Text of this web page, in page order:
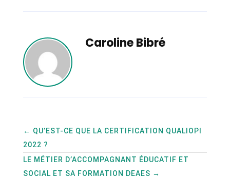
Caroline Bibré
← QU’EST-CE QUE LA CERTIFICATION QUALIOPI
2022 ?
LE MÉTIER D’ACCOMPAGNANT ÉDUCATIF ET
SOCIAL ET SA FORMATION DEAES →